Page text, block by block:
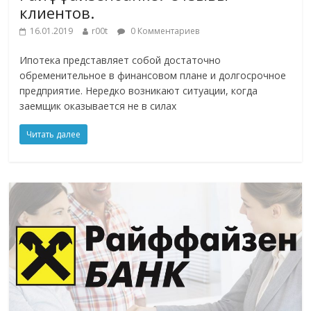
клиентов.
16.01.2019 r00t 0 Комментариев
Ипотека представляет собой достаточно
обременительное в финансовом плане и долгосрочное
предприятие. Нередко возникают ситуации, когда
заемщик оказывается не в силах
Читать далее